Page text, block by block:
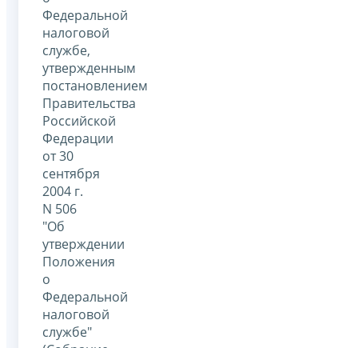
Федеральной
налоговой
службе,
утвержденным
постановлением
Правительства
Российской
Федерации
от 30
сентября
2004 г.
N 506
"Об
утверждении
Положения
о
Федеральной
налоговой
службе"